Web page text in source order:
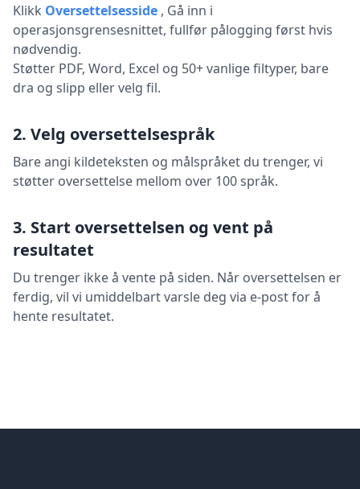
Klikk Oversettelsesside , Gå inn i
operasjonsgrensesnittet, fullfør pålogging først hvis
nødvendig.
Støtter PDF, Word, Excel og 50+ vanlige filtyper, bare
dra og slipp eller velg fil.
2. Velg oversettelsespråk
Bare angi kildeteksten og målspråket du trenger, vi
støtter oversettelse mellom over 100 språk.
3. Start oversettelsen og vent på
resultatet
Du trenger ikke å vente på siden. Når oversettelsen er
ferdig, vil vi umiddelbart varsle deg via e-post for å
hente resultatet.